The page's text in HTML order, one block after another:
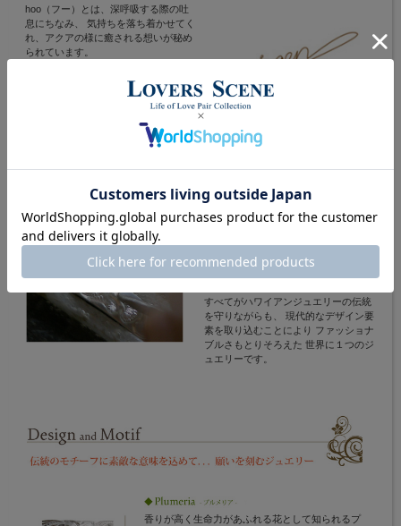
hoo（フー）とは、深呼吸する際の吐
息にちなみ、 気持ちを落ち着かせてく
れ、アクアの様に癒される想いが秘め
られています。
の無い、ひと時を届けたい。
hooのジュエリーは、ハワイの伝統を
受け継ぐ 一流の職人によって一つ一つ
丁寧に ハンドクラフトで製作されてい
ッセンスを含み 丹念かつ精密に彫り上
げたジュエリー。
すべてがハワイアンジュエリーの伝統
を守りながらも、 現代的なデザイン要
素を取り込むことにより ファッショナ
ブルさもとりそろえた 世界に１つのジ
ュエリーです。
香りが高く生命力があふれる花として知られるプ